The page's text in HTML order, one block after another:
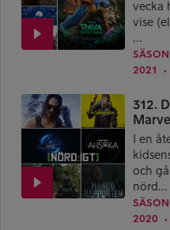
vecka
vise
...
2021
●
312.
I en
och
nörd...
2020
●